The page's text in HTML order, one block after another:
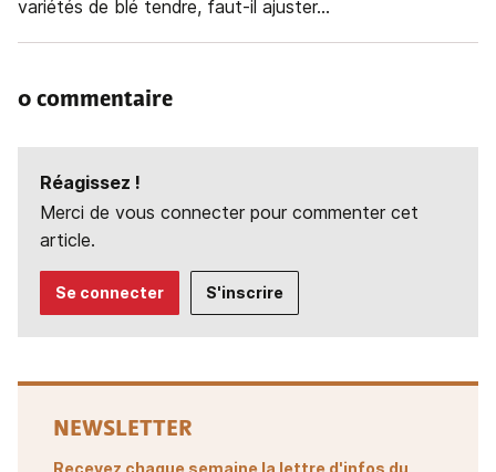
variétés de blé tendre, faut-il ajuster...
0 commentaire
Réagissez !
Merci de vous connecter pour commenter cet
article.
Se connecter S'inscrire
NEWSLETTER
Recevez chaque semaine la lettre d'infos du